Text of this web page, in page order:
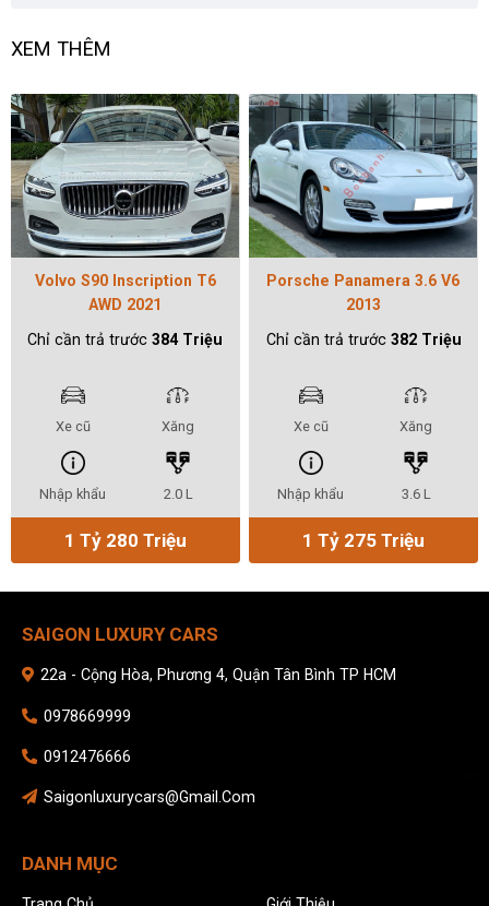
XEM THÊM
Volvo S90 Inscription T6
AWD 2021
Chỉ cần trả trước384 Triệu
Xe cũ Xăng
Nhập khẩu 2.0 L
1 Tỷ 280 Triệu
Porsche Panamera 3.6 V6
2013
Chỉ cần trả trước 382 Triệu
Xe cũ Xăng
Nhập khẩu 3.6 L
1 Tỷ 275 Triệu
SAIGON LUXURY CARS
22a - Cộng Hòa, Phương 4, Quận Tân Bình TP HCM
0978669999
0912476666
Saigonluxurycars@gmail.com
DANH MỤC